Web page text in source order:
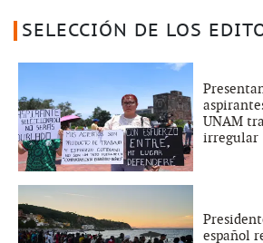
SELECCIÓN DE LOS
UNAM
irregular
español